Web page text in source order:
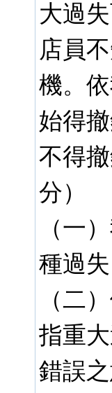
大過
店員
機。
始得
不得
分）
（一
種過失
（二
指重
錯誤